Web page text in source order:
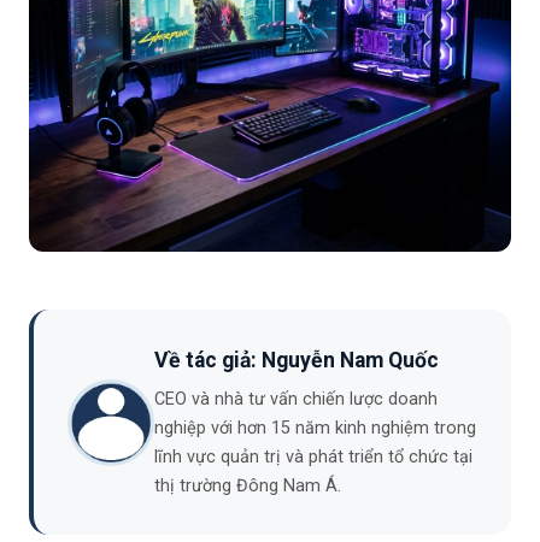
Về tác giả: Nguyễn Nam Quốc
CEO và nhà tư vấn chiến lược doanh
nghiệp với hơn 15 năm kinh nghiệm trong
lĩnh vực quản trị và phát triển tổ chức tại
thị trường Đông Nam Á.